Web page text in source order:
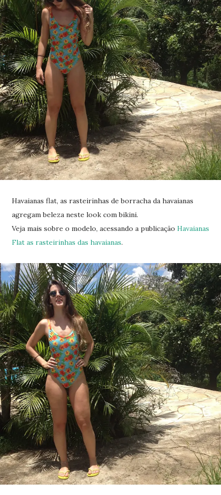
Havaianas flat, as rasteirinhas de borracha da havaianas
agregam beleza neste look com bikini.
Veja mais sobre o modelo, acessando a publicação Havaianas
Flat as rasteirinhas das havaianas.